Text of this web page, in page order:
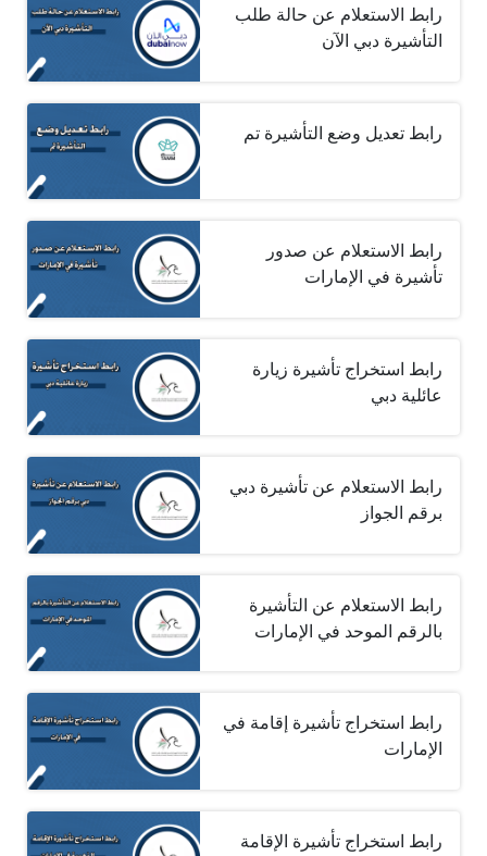
رابط الاستعلام عن حالة طلب
التأشيرة دبي الآن
رابط تعديل وضع التأشيرة تم
رابط الاستعلام عن صدور
تأشيرة في الإمارات
رابط استخراج تأشيرة زيارة
عائلية دبي
رابط الاستعلام عن تأشيرة دبي
برقم الجواز
رابط الاستعلام عن التأشيرة
بالرقم الموحد في الإمارات
رابط استخراج تأشيرة إقامة في
الإمارات
رابط استخراج تأشيرة الإقامة